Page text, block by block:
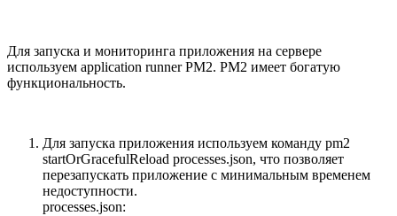
Для запуска и мониторинга приложения на сервере
используем application runner PM2. PM2 имеет богатую
функциональность.
Для запуска приложения используем команду pm2
startOrGracefulReload processes.json, что позволяет
перезапускать приложение с минимальным временем
недоступности.
processes.json: